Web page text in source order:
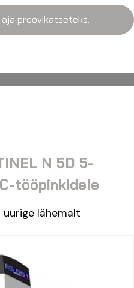
proovikatseteks.
N 5D 5-
tööpinkidele
uurige lähemalt